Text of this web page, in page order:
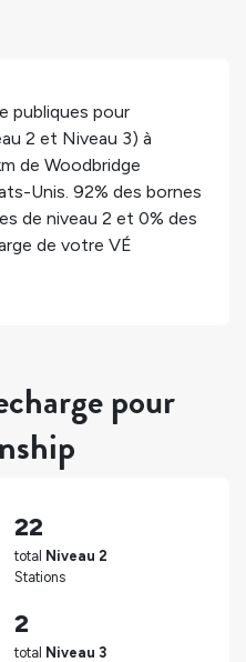
publiques pour
2 et Niveau 3) à
de Woodbridge
Unis. 92% des bornes
de niveau 2 et 0% des
de votre VÉ
pour
22
total Niveau 2
Stations
2
total Niveau 3